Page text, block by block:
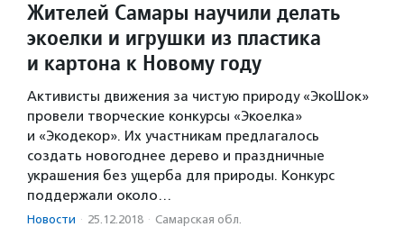
Жителей Самары научили делать
экоелки и игрушки из пластика
и картона к Новому году
Активисты движения за чистую природу «ЭкоШок»
провели творческие конкурсы «Экоелка»
и «Экодекор». Их участникам предлагалось
создать новогоднее дерево и праздничные
украшения без ущерба для природы. Конкурс
поддержали около…
Новости · 25.12.2018 · Самарская обл.